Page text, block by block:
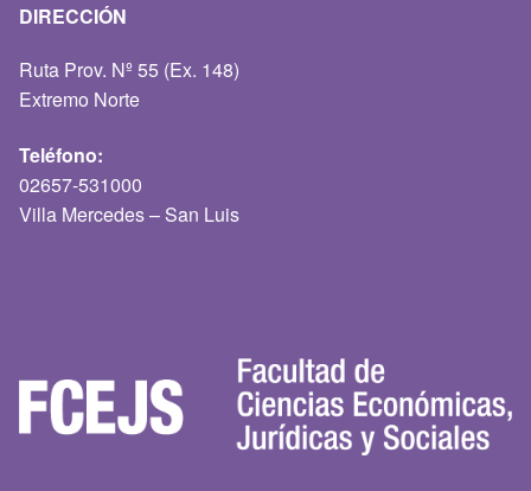
DIRECCIÓN
Ruta Prov. Nº 55 (Ex. 148)
Extremo Norte
Teléfono:
02657-531000
Villa Mercedes – San Luis